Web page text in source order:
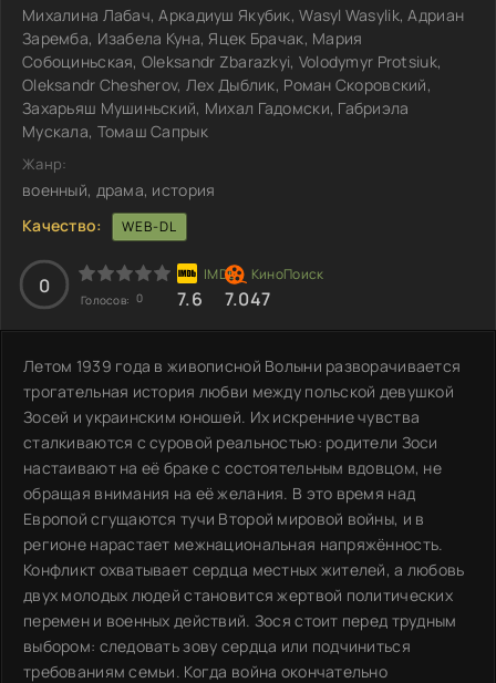
Михалина Лабач, Аркадиуш Якубик, Wasyl Wasylik, Адриан
Заремба, Изабела Куна, Яцек Брачак, Мария
Собоциньская, Oleksandr Zbarazkyi, Volodymyr Protsiuk,
Oleksandr Chesherov, Лех Дыблик, Роман Скоровский,
Захарьяш Мушиньский, Михал Гадомски, Габриэла
Мускала, Томаш Сапрык
Жанр:
военный, драма, история
Качество:
WEB-DL
0
Голосов: 0 7.6 7.047
Летом 1939 года в живописной Волыни разворачивается
трогательная история любви между польской девушкой
Зосей и украинским юношей. Их искренние чувства
сталкиваются с суровой реальностью: родители Зоси
настаивают на её браке с состоятельным вдовцом, не
обращая внимания на её желания. В это время над
Европой сгущаются тучи Второй мировой войны, и в
регионе нарастает межнациональная напряжённость.
Конфликт охватывает сердца местных жителей, а любовь
двух молодых людей становится жертвой политических
перемен и военных действий. Зося стоит перед трудным
выбором: следовать зову сердца или подчиниться
требованиям семьи. Когда война окончательно